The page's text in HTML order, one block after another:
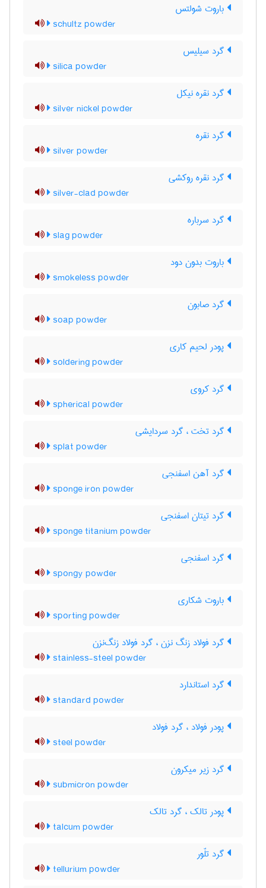
باروت شولتس
schultz powder
گرد سیلیس
silica powder
گرد نقره نیکل
silver nickel powder
گرد نقره
silver powder
گرد نقره روکشی
silver-clad powder
گرد سرباره
slag powder
باروت بدون دود
smokeless powder
گرد صابون
soap powder
پودر لحیم کاری
soldering powder
گرد کروی
spherical powder
گرد تخت ، گرد سردایشی
splat powder
گرد آهن اسفنجی
sponge iron powder
گرد تیتان اسفنجی
sponge titanium powder
گرد اسفنجی
spongy powder
باروت شکاری
sporting powder
گرد فولاد زنگ نزن ، گرد فولاد زنگ‌نزن
stainless-steel powder
گرد استاندارد
standard powder
پودر فولاد ، گرد فولاد
steel powder
گرد زیر میکرون
submicron powder
پودر تالک ، گرد تالک
talcum powder
گرد تلّور
tellurium powder